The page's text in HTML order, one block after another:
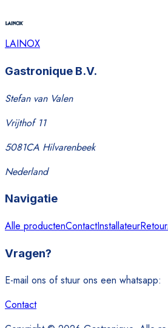
LAINOX
Gastronique B.V.
Stefan van Valen
Vrijthof 11
5081CA Hilvarenbeek
Nederland
Navigatie
Alle productenContactInstallateurRetour
Vragen?
E-mail ons of stuur ons een whatsapp:
Contact